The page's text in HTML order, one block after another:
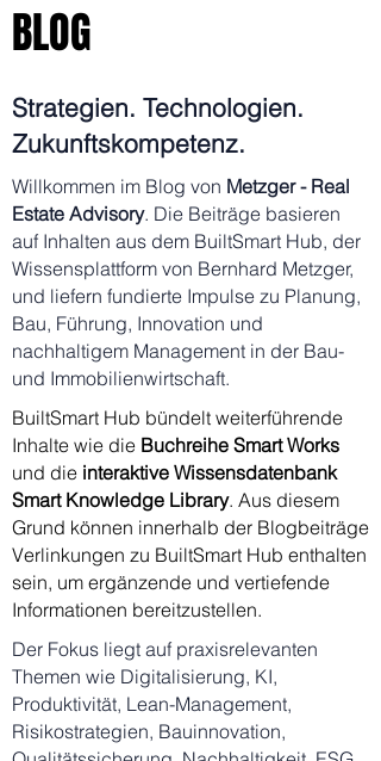
BLOG
Strategien. Technologien.
Zukunftskompetenz.
Willkommen im Blog von Metzger - Real
Estate Advisory. Die Beiträge basieren
auf Inhalten aus dem BuiltSmart Hub, der
Wissensplattform von Bernhard Metzger,
und liefern fundierte Impulse zu Planung,
Bau, Führung, Innovation und
nachhaltigem Management in der Bau-
und Immobilienwirtschaft.
BuiltSmart Hub bündelt weiterführende
Inhalte wie die Buchreihe Smart Works
und die interaktive Wissensdatenbank
Smart Knowledge Library. Aus diesem
Grund können innerhalb der Blogbeiträge
Verlinkungen zu BuiltSmart Hub enthalten
sein, um ergänzende und vertiefende
Informationen bereitzustellen.
Der Fokus liegt auf praxisrelevanten
Themen wie Digitalisierung, KI,
Produktivität, Lean-Management,
Risikostrategien, Bauinnovation,